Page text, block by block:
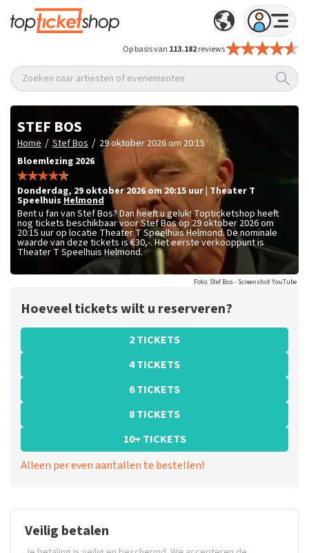
Op basis van 113.182reviews
Zoeken naar artiesten of evenementen
STEF BOS
Home / Stef Bos / 29 oktober 2026 om 20:15
Bloemlezing 2026
donderdag, 29 oktober 2026 om 20:15 uur |Theater T
Speelhuis Helmond
Bent u fan van Stef Bos? Dan heeft u geluk! Topticketshop heeft
nog tickets beschikbaar voor Stef Bos op 29 oktober 2026 om
20:15 uur op locatie Theater T Speelhuis Helmond. De nominale
waarde van deze tickets is€30,-. Het eerste verkooppunt is
Theater T Speelhuis Helmond.
Foto: Stef Bos - Screenshot YouTube
Hoeveel tickets wilt u reserveren?
2 TICKETS
4 TICKETS
6 TICKETS
8 TICKETS
10+ TICKETS
Alleen per even aantallen te bestellen!
Veilig betalen